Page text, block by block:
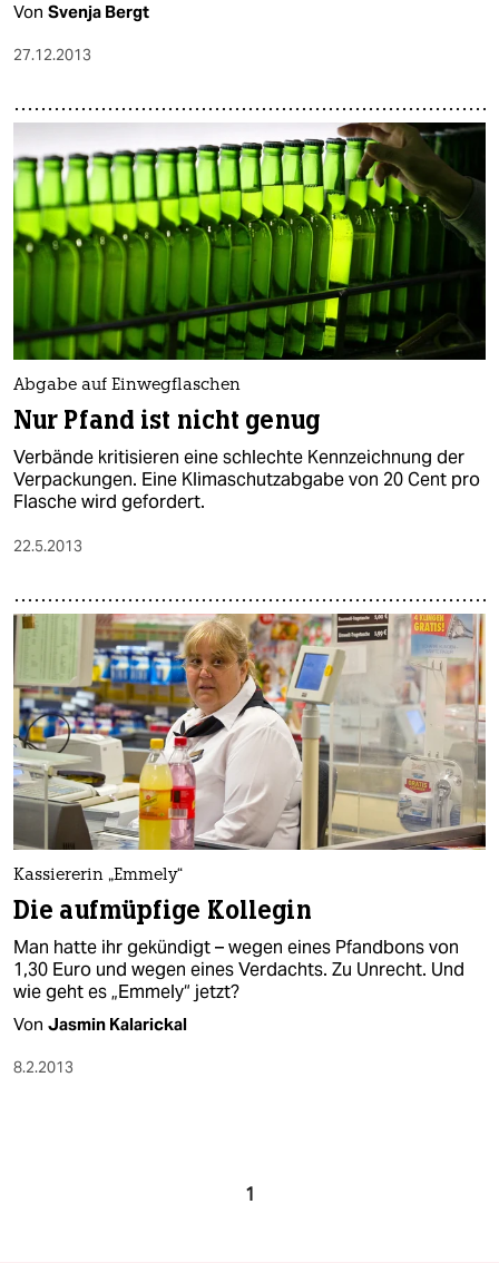
Von Svenja Bergt
27.12.2013
Abgabe auf Einwegflaschen
Nur Pfand ist nicht genug
Verbände kritisieren eine schlechte Kennzeichnung der
Verpackungen. Eine Klimaschutzabgabe von 20 Cent pro
Flasche wird gefordert.
22.5.2013
Kassiererin „Emmely“
Die aufmüpfige Kollegin
Man hatte ihr gekündigt – wegen eines Pfandbons von
1,30 Euro und wegen eines Verdachts. Zu Unrecht. Und
wie geht es „Emmely“ jetzt?
Von Jasmin Kalarickal
8.2.2013
1